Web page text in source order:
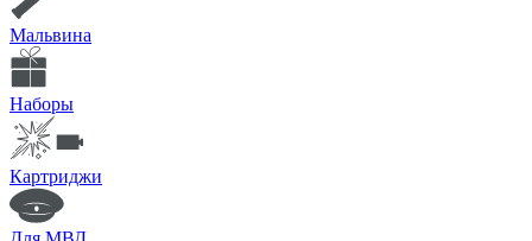
Мальвина
Наборы
Картриджи